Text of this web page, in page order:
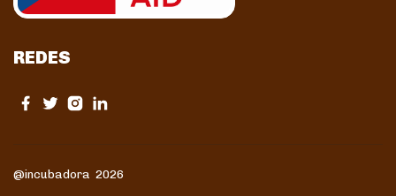
REDES
@incubadora 2026